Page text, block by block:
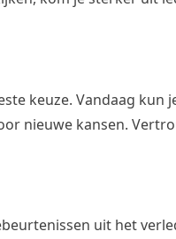
keuze. Vandaag
nieuwe kansen.
uit het